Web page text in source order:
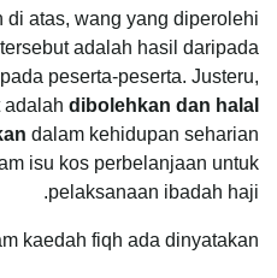
di atas, wang yang diperolehi
adalah hasil daripada
peserta-peserta. Justeru,
adalah dibolehkan dan halal
dalam kehidupan seharian
isu kos perbelanjaan untuk
pelaksanaan ibadah haji.
kaedah fiqh ada dinyatakan: